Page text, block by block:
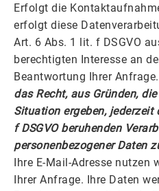
Erfolgt die
erfolgt diese
Art. 6 Abs. 1 lit. f DSGVO
berechtigten Interesse an
Beantwortung Ihrer Anfrage.
das Recht, aus Gründen,
Situation ergeben,
f DSGVO beruhenden
personenbezogener Daten
Ihre E-Mail-Adresse nutzen
Ihrer Anfrage. Ihre Daten